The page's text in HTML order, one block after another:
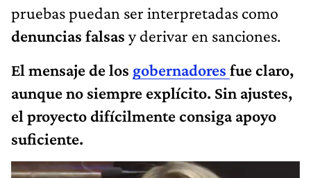
pruebas puedan ser interpretadas como
denuncias falsas y derivar en sanciones.
El mensaje de los gobernadores fue claro,
aunque no siempre explícito. Sin ajustes,
el proyecto difícilmente consiga apoyo
suficiente.